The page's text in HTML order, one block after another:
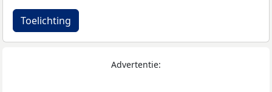
Toelichting
Advertentie: